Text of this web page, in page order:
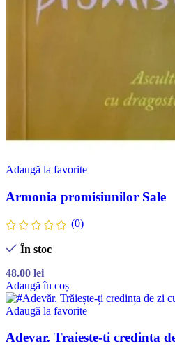
Adaugă la favorite
Armonia promisiunilor Sale
(0)
În stoc
48.00 lei
Adaugă în coș
Adaugă la favorite
Adevar. Traieste-ti credinta